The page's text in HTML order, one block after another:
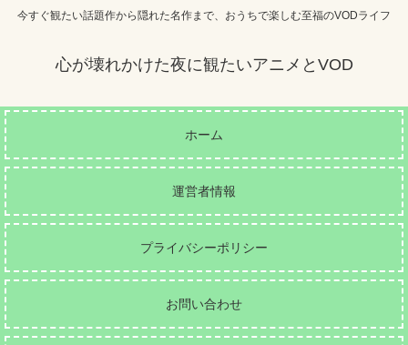
今すぐ観たい話題作から隠れた名作まで、おうちで楽しむ至福のVODライフ
心が壊れかけた夜に観たいアニメとVOD
ホーム
運営者情報
プライバシーポリシー
お問い合わせ